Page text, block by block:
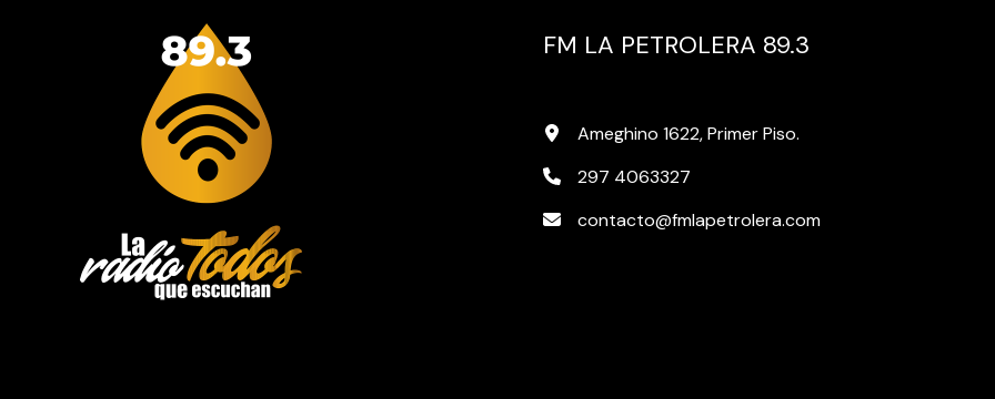
FM LA PETROLERA 89.3
Ameghino 1622, Primer Piso.
297 4063327
contacto@fmlapetrolera.com